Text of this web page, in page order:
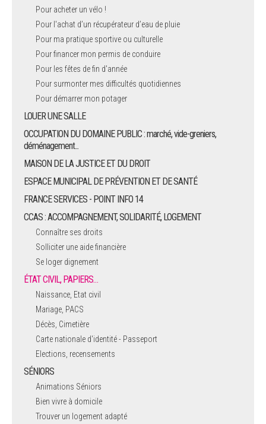
Pour acheter un vélo !
Pour l'achat d’un récupérateur d’eau de pluie
Pour ma pratique sportive ou culturelle
Pour financer mon permis de conduire
Pour les fêtes de fin d'année
Pour surmonter mes difficultés quotidiennes
Pour démarrer mon potager
LOUER UNE SALLE
OCCUPATION DU DOMAINE PUBLIC : marché, vide-greniers,
déménagement...
MAISON DE LA JUSTICE ET DU DROIT
ESPACE MUNICIPAL DE PRÉVENTION ET DE SANTÉ
FRANCE SERVICES - POINT INFO 14
CCAS : ACCOMPAGNEMENT, SOLIDARITÉ, LOGEMENT
Connaître ses droits
Solliciter une aide financière
Se loger dignement
ÉTAT CIVIL, PAPIERS…
Naissance, Etat civil
Mariage, PACS
Décès, Cimetière
Carte nationale d'identité - Passeport
Elections, recensements
SÉNIORS
Animations Séniors
Bien vivre à domicile
Trouver un logement adapté